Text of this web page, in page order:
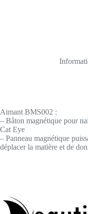
Aimant BMS002 :
– Bâton magnétique pour
Cat Eye
– Panneau magnétique
déplacer la matière et de